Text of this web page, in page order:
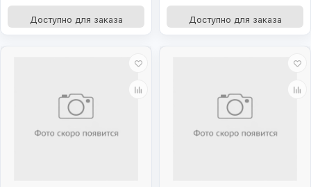
Доступно для заказа Доступно для заказа